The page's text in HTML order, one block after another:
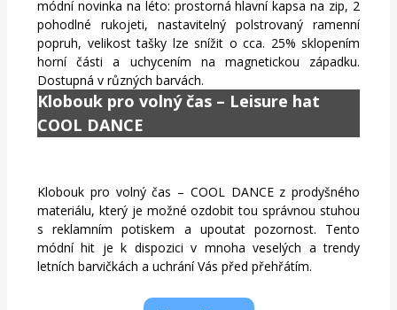
módní novinka na léto: prostorná hlavní kapsa na zip, 2
pohodlné rukojeti, nastavitelný polstrovaný ramenní
popruh, velikost tašky lze snížit o cca. 25% sklopením
horní části a uchycením na magnetickou západku.
Dostupná v různých barvách.
Klobouk pro volný čas – Leisure hat
COOL DANCE
Klobouk pro volný čas – COOL DANCE z prodyšného
materiálu, který je možné ozdobit tou správnou stuhou
s reklamním potiskem a upoutat pozornost. Tento
módní hit je k dispozici v mnoha veselých a trendy
letních barvičkách a uchrání Vás před přehřátím.